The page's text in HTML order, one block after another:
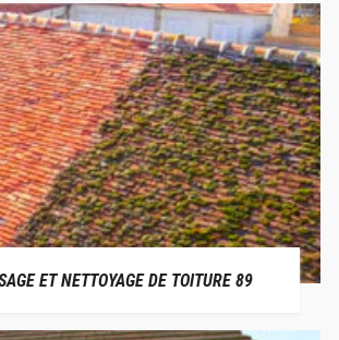
ET NETTOYAGE DE TOITURE 89